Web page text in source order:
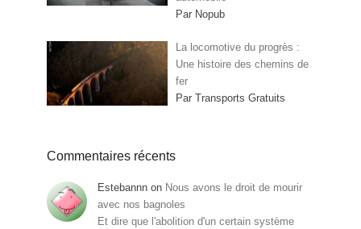
Par Nopub
La locomotive du progrès :
Une histoire des chemins de
fer
Par Transports Gratuits
Commentaires récents
Estebannn on Nous avons le droit de mourir
avec nos bagnoles
Et dire que l'abolition d'un certain système